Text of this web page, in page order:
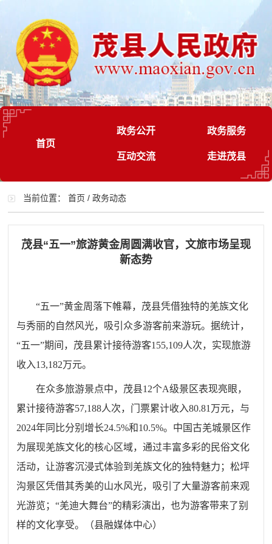
首页
政务公开 政务服务
互动交流 走进茂县
当前位置：首页 /政务动态
茂县“五一”旅游黄金周圆满收官，文旅市场呈现
新态势
“五一”黄金周落下帷幕，茂县凭借独特的羌族文化
与秀丽的自然风光，吸引众多游客前来游玩。据统计，
“五一”期间，茂县累计接待游客155,109人次，实现旅游
收入13,182万元。
在众多旅游景点中，茂县12个A级景区表现亮眼，
累计接待游客57,188人次，门票累计收入80.81万元，与
2024年同比分别增长24.5%和10.5%。中国古羌城景区作
为展现羌族文化的核心区域，通过丰富多彩的民俗文化
活动，让游客沉浸式体验到羌族文化的独特魅力；松坪
沟景区凭借其秀美的山水风光，吸引了大量游客前来观
光游览；“羌迪大舞台”的精彩演出，也为游客带来了别
样的文化享受。
（县融媒体中心）